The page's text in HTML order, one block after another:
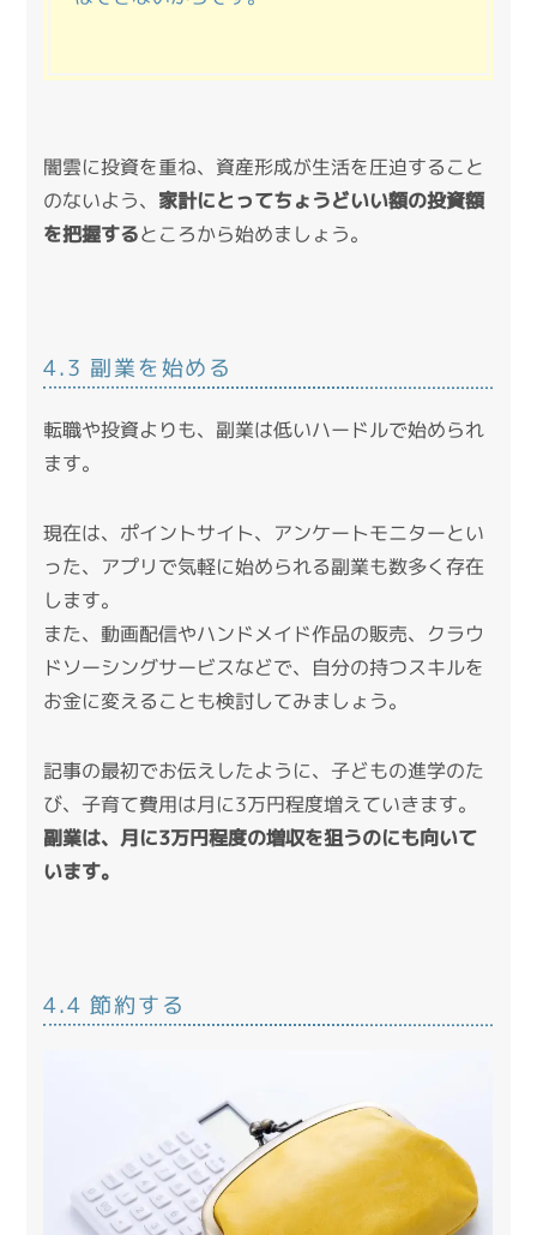
闇雲に投資を重ね、資産形成が生活を圧迫すること
のないよう、 家計にとってちょうどいい額の投資額
を把握するところから始めましょう。
4.3 副業を始める
転職や投資よりも、副業は低いハードルで始められ
ます。
現在は、ポイントサイト、アンケートモニターとい
った、アプリで気軽に始められる副業も数多く存在
します。
また、動画配信やハンドメイド作品の販売、クラウ
ドソーシングサービスなどで、自分の持つスキルを
お金に変えることも検討してみましょう。
記事の最初でお伝えしたように、子どもの進学のた
び、子育て費用は月に3万円程度増えていきます。
副業は、月に3万円程度の増収を狙うのにも向いて
います。
4.4 節約する